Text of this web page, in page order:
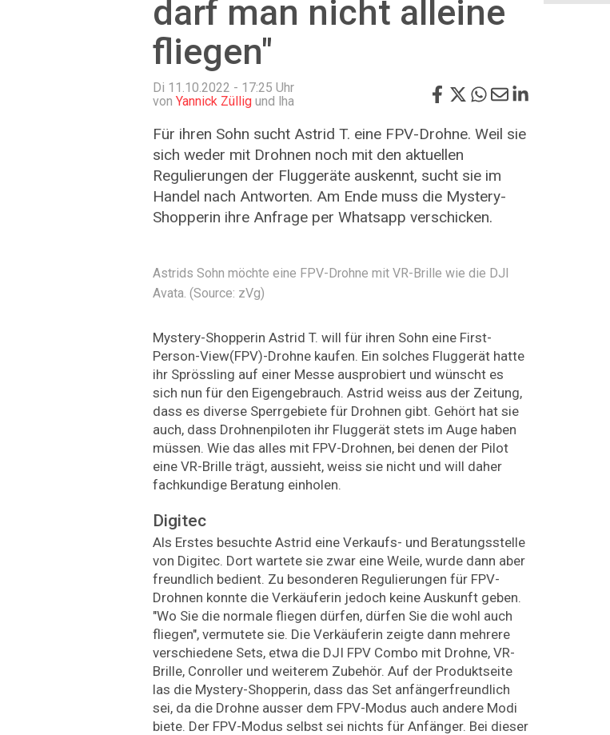
darf man nicht alleine
fliegen"
Di 11.10.2022 - 17:25 Uhr
von Yannick Züllig und lha
Für ihren Sohn sucht Astrid T. eine FPV-Drohne. Weil sie
sich weder mit Drohnen noch mit den aktuellen
Regulierungen der Fluggeräte auskennt, sucht sie im
Handel nach Antworten. Am Ende muss die Mystery-
Shopperin ihre Anfrage per Whatsapp verschicken.
Astrids Sohn möchte eine FPV-Drohne mit VR-Brille wie die DJI
Avata. (Source: zVg)
Mystery-Shopperin Astrid T. will für ihren Sohn eine First-
Person-View(FPV)-Drohne kaufen. Ein solches Fluggerät hatte
ihr Sprössling auf einer Messe ausprobiert und wünscht es
sich nun für den Eigengebrauch. Astrid weiss aus der Zeitung,
dass es diverse Sperrgebiete für Drohnen gibt. Gehört hat sie
auch, dass Drohnenpiloten ihr Fluggerät stets im Auge haben
müssen. Wie das alles mit FPV-Drohnen, bei denen der Pilot
eine VR-Brille trägt, aussieht, weiss sie nicht und will daher
fachkundige Beratung einholen.
Digitec
Als Erstes besuchte Astrid eine Verkaufs- und Beratungsstelle
von Digitec. Dort wartete sie zwar eine Weile, wurde dann aber
freundlich bedient. Zu besonderen Regulierungen für FPV-
Drohnen konnte die Verkäuferin jedoch keine Auskunft geben.
"Wo Sie die normale fliegen dürfen, dürfen Sie die wohl auch
fliegen", vermutete sie. Die Verkäuferin zeigte dann mehrere
verschiedene Sets, etwa die DJI FPV Combo mit Drohne, VR-
Brille, Conroller und weiterem Zubehör. Auf der Produktseite
las die Mystery-Shopperin, dass das Set anfängerfreundlich
sei, da die Drohne ausser dem FPV-Modus auch andere Modi
biete. Der FPV-Modus selbst sei nichts für Anfänger. Bei dieser